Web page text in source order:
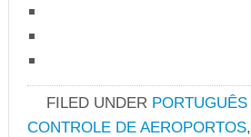
FILED UNDER PORTUGUÊS
CONTROLE DE AEROPORTOS,